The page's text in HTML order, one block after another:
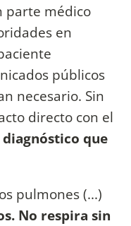
parte médico
en
públicos
necesario. Sin
directo con el
que
pulmones (...)
No respira sin